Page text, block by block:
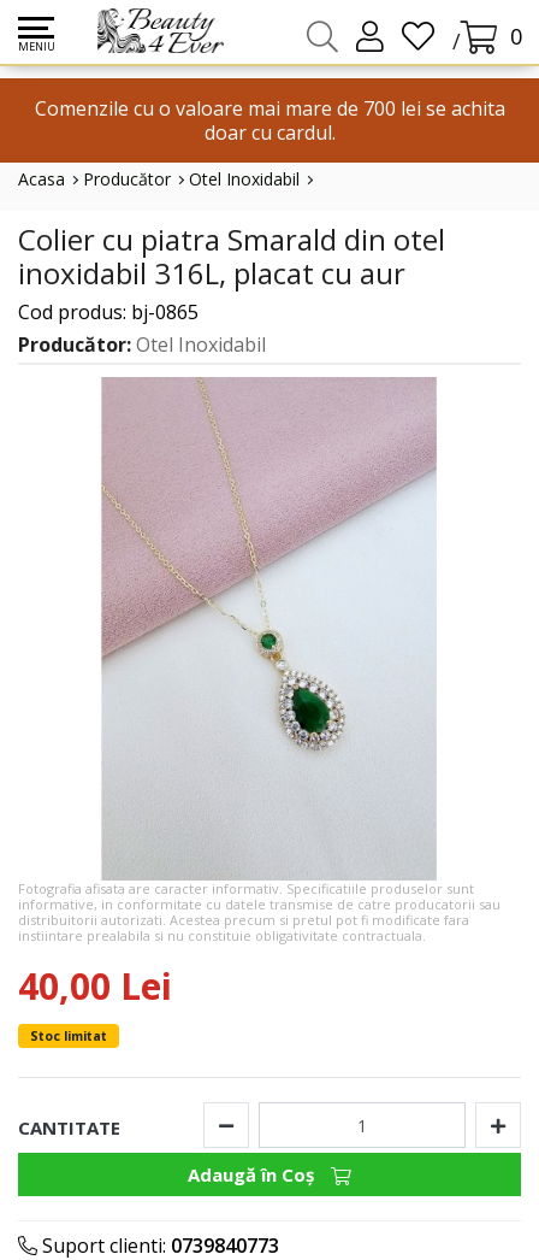
MENIU / 0
Comenzile cu o valoare mai mare de 700 lei se achita
doar cu cardul.
Acasa Producător
Otel Inoxidabil
Colier cu piatra Smarald din otel
inoxidabil 316L, placat cu aur
Cod produs: bj-0865
Producător:Otel Inoxidabil
Fotografia afisata are caracter informativ. Specificatiile produselor sunt
informative, in conformitate cu datele transmise de catre producatorii sau
distribuitorii autorizati. Acestea precum si pretul pot fi modificate fara
instiintare prealabila si nu constituie obligativitate contractuala.
40,00 Lei
Stoc limitat
CANTITATE
Adaugă în Coş
Suport clienti: 0739840773